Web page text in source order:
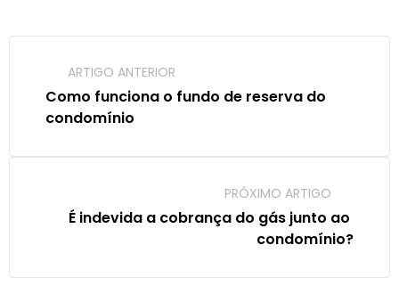
ARTIGO ANTERIOR
Como funciona o fundo de reserva do
condomínio
PRÓXIMO ARTIGO
É indevida a cobrança do gás junto ao
condomínio?